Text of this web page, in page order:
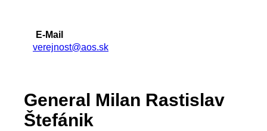
E-Mail
verejnost@aos.sk
General Milan Rastislav
Štefánik